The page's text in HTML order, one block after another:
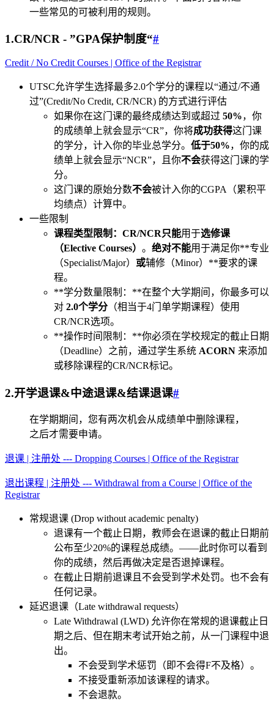
一些常见的可被利用的规则。
1.CR/NCR - ”GPA保护制度“#
Credit / No Credit Courses | Office of the Registrar
UTSC允许学生选择最多2.0个学分的课程以“通过/不通
过”(Credit/No Credit, CR/NCR) 的方式进行评估
如果你在这门课的最终成绩达到或超过 50%，你
的成绩单上就会显示“CR”，你将成功获得这门课
的学分，计入你的毕业总学分。 低于50%，你的成
绩单上就会显示“NCR”，且你不会获得这门课的学
分。
这门课的原始分数不会被计入你的CGPA（累积平
均绩点）计算中。
一些限制
课程类型限制： CR/NCR只能用于选修课
（Elective Courses） 。 绝对不能用于满足你**专业
（Specialist/Major） 或辅修（Minor）**要求的课
程。
**学分数量限制：**在整个大学期间，你最多可以
对 2.0个学分 （相当于4门单学期课程）使用
CR/NCR选项。
**操作时间限制：**你必须在学校规定的截止日期
（Deadline）之前，通过学生系统 ACORN 来添加
或移除课程的CR/NCR标记。
2.开学退课&中途退课&结课退课#
在学期期间，您有两次机会从成绩单中删除课程，
之后才需要申请。
退课 | 注册处 --- Dropping Courses | Office of the Registrar
退出课程 | 注册处 --- Withdrawal from a Course | Office of the
Registrar
常规退课 (Drop without academic penalty)
退课有一个截止日期，教师会在退课的截止日期前
公布至少20%的课程总成绩。——此时你可以看到
你的成绩，然后再做决定是否退掉课程。
在截止日期前退课且不会受到学术处罚。也不会有
任何记录。
延迟退课（Late withdrawal requests）
Late Withdrawal (LWD) 允许你在常规的退课截止日
期之后、但在期末考试开始之前，从一门课程中退
出。
不会受到学术惩罚（即不会得F不及格）。
不接受重新添加该课程的请求。
不会退款。